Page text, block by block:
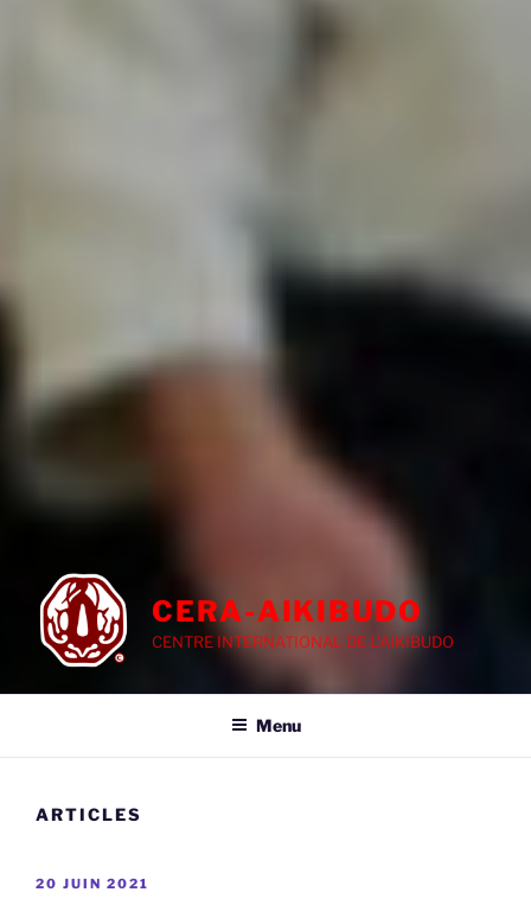
CERA-AIKIBUDO
CENTRE INTERNATIONAL DE L'AIKIBUDO
Menu
ARTICLES
PUBLIÉ
20 JUIN 2021